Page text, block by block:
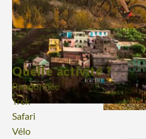
Quelle activité ?
Randonnée
Trek
Safari
Vélo